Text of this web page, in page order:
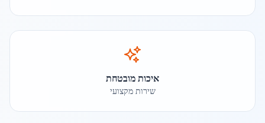
איכות מובטחת
שירות מקצועי